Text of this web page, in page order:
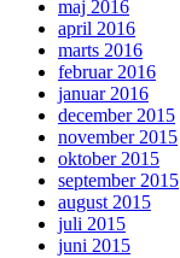
maj 2016
april 2016
marts 2016
februar 2016
januar 2016
december 2015
november 2015
oktober 2015
september 2015
august 2015
juli 2015
juni 2015